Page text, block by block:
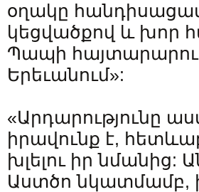
օղակը
կեցվածքով և խոր
Պապի
Երեւանում»:
«Արդարությունը
իրավունք է,
խլելու իր նմանից:
Աստծո նկատմամբ,